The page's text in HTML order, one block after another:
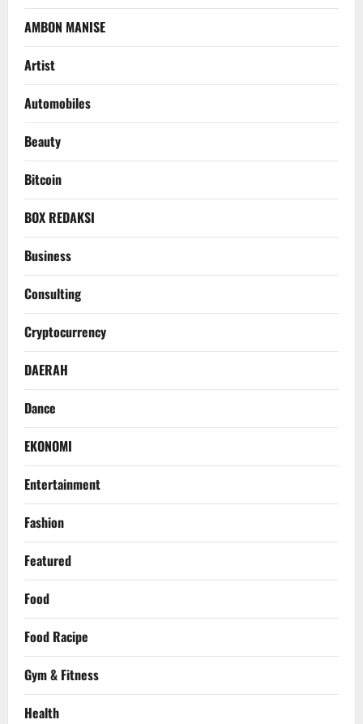
AMBON MANISE
Artist
Automobiles
Beauty
Bitcoin
BOX REDAKSI
Business
Consulting
Cryptocurrency
DAERAH
Dance
EKONOMI
Entertainment
Fashion
Featured
Food
Food Racipe
Gym & Fitness
Health